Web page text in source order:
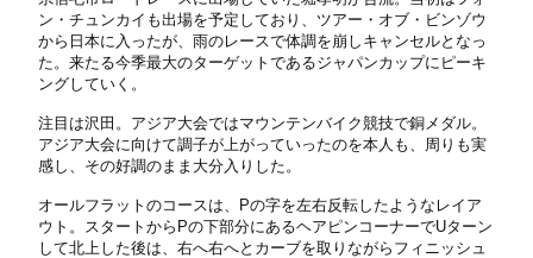
ン・チュンカイも出場を予定しており、ツアー・オブ・ビンゾウ
から日本に入ったが、雨のレースで体調を崩しキャンセルとなっ
た。来たる今季最大のターゲットであるジャパンカップにピーキ
ングしていく。
注目は沢田。アジア大会ではマウンテンバイク競技で銅メダル。
アジア大会に向けて調子が上がっていったのを本人も、周りも実
感し、その好調のまま大分入りした。
オールフラットのコースは、Pの字を左右反転したようなレイア
ウト。スタートからPの下部分にあるヘアピンコーナーでUターン
して北上した後は、右へ右へとカーブを取りながらフィニッシュ